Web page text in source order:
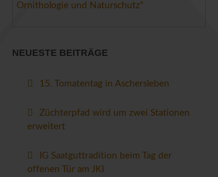
Ornithologie und Naturschutz“
NEUESTE BEITRÄGE
15. Tomatentag in Aschersleben
Züchterpfad wird um zwei Stationen
erweitert
IG Saatguttradition beim Tag der
offenen Tür am JKI